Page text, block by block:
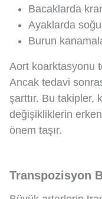
Bacaklarda
Ayaklarda
Burun
Aort koarktasyonu
Ancak tedavi
şarttır. Bu takipler,
değişikliklerin
önem taşır.
Transpozisyon